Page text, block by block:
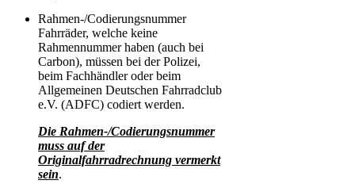
Rahmen-/Codierungsnummer
Fahrräder, welche keine
Rahmennummer haben (auch bei
Carbon), müssen bei der Polizei,
beim Fachhändler oder beim
Allgemeinen Deutschen Fahrradclub
e.V. (ADFC) codiert werden.
Die Rahmen-/Codierungsnummer
muss auf der
Originalfahrradrechnung vermerkt
sein.